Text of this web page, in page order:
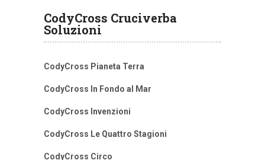
CodyCross Cruciverba
Soluzioni
CodyCross Pianeta Terra
CodyCross In Fondo al Mar
CodyCross Invenzioni
CodyCross Le Quattro Stagioni
CodyCross Circo